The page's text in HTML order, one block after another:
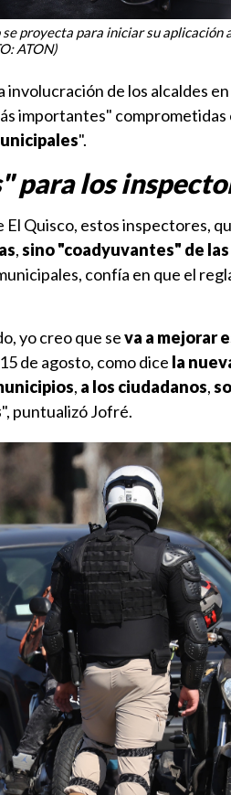
proyecta para iniciar su aplicación
ATON)
de los alcaldes
importantes" comprometidas
".
para los
El Quisco, estos inspectores,
,sino "coadyuvantes" de
confía en que el
yo creo que seva a mejorar
de agosto, como dice la
, a los ciudadanos,
", puntualizó Jofré.